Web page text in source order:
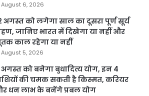
August 6, 2026
अगस्त को लगेगा साल का दूसरा पूर्ण सूर्य
जानिए भारत में दिखेगा या नहीं और
काल रहेगा या नहीं
August 5, 2026
अगस्त को बनेगा बुधादित्य योग, इन 4
की चमक सकती है किस्मत, करियर
धन लाभ के बनेंगे प्रबल योग